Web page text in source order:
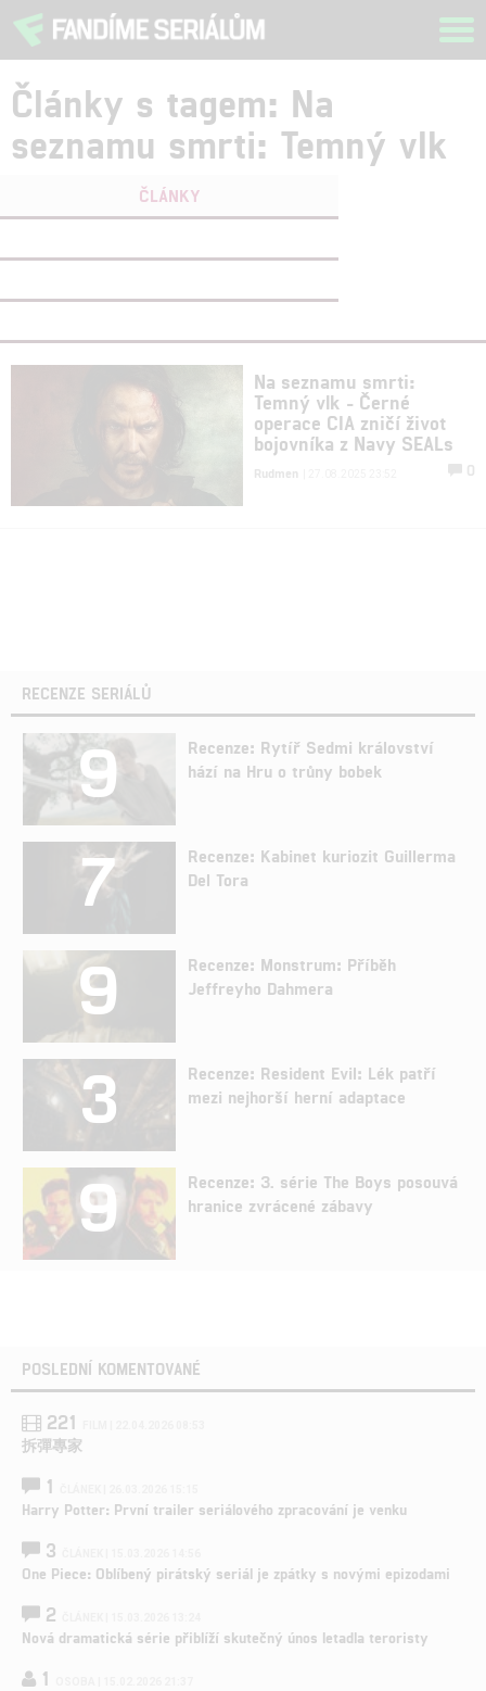
Články s tagem: Na
seznamu smrti: Temný vlk
ČLÁNKY
Na seznamu smrti:
Temný vlk - Černé
operace CIA zničí život
bojovníka z Navy SEALs
Rudmen 0
RECENZE SERIÁLŮ
9
Recenze: Rytíř Sedmi království
hází na Hru o trůny bobek
7
Recenze: Kabinet kuriozit Guillerma
Del Tora
9
Recenze: Monstrum: Příběh
Jeffreyho Dahmera
3
Recenze: Resident Evil: Lék patří
mezi nejhorší herní adaptace
9
Recenze: 3. série The Boys posouvá
hranice zvrácené zábavy
POSLEDNÍ KOMENTOVANÉ
221
拆彈專家
1
Harry Potter: První trailer seriálového zpracování je venku
3
One Piece: Oblíbený pirátský seriál je zpátky s novými epizodami
2
Nová dramatická série přiblíží skutečný únos letadla teroristy
1